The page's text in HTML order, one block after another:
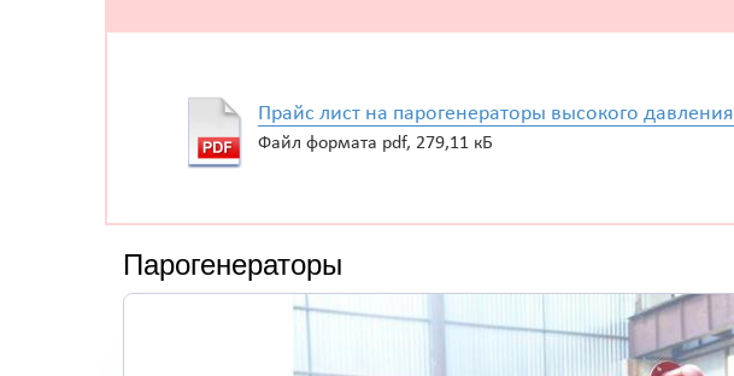
Прайс лист на парогенераторы высокого давления
Файл формата pdf, 279,11 кБ
Парогенераторы